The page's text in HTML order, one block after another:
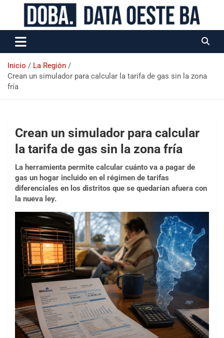
Data Oeste BA
Inicio
La Región
Crean un simulador para calcular la tarifa de gas sin la zona
fría
Crean un simulador para calcular
la tarifa de gas sin la zona fría
La herramienta permite calcular cuánto va a pagar de
gas un hogar incluido en el régimen de tarifas
diferenciales en los distritos que se quedarían afuera con
la nueva ley.